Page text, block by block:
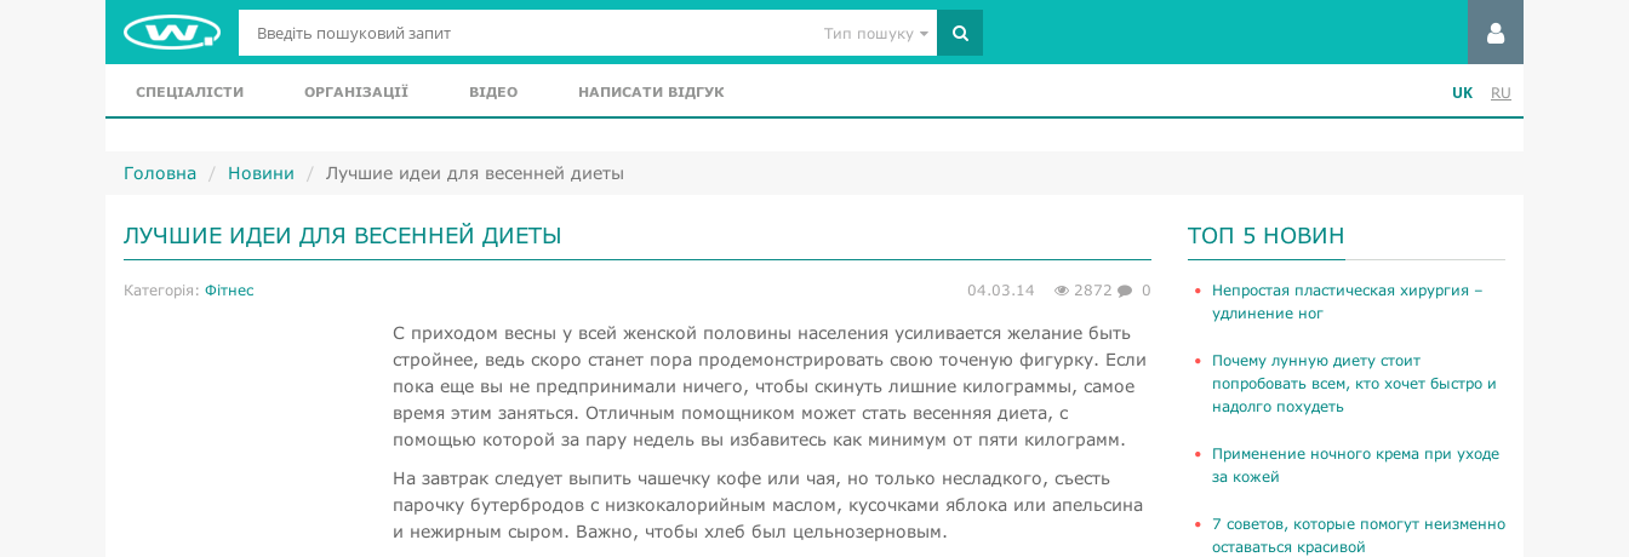
Тип пошуку
СПЕЦІАЛІСТИ ОРГАНІЗАЦІЇ ВІДЕО НАПИСАТИ ВІДГУК UK RU
Головна Новини Лучшие идеи для весенней диеты
ЛУЧШИЕ ИДЕИ ДЛЯ ВЕСЕННЕЙ ДИЕТЫ
Категорія: Фітнес 04.03.14 2872 0
С приходом весны у всей женской половины населения усиливается желание быть
стройнее, ведь скоро станет пора продемонстрировать свою точеную фигурку. Если
пока еще вы не предпринимали ничего, чтобы скинуть лишние килограммы, самое
время этим заняться. Отличным помощником может стать весенняя диета, с
помощью которой за пару недель вы избавитесь как минимум от пяти килограмм.
На завтрак следует выпить чашечку кофе или чая, но только несладкого, съесть
парочку бутербродов с низкокалорийным маслом, кусочками яблока или апельсина
и нежирным сыром. Важно, чтобы хлеб был цельнозерновым.
ТОП 5 НОВИН
​Непростая пластическая хирургия –
удлинение ног
Почему лунную диету стоит
попробовать всем, кто хочет быстро и
надолго похудеть
Применение ночного крема при уходе
за кожей
​7 советов, которые помогут неизменно
оставаться красивой